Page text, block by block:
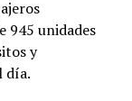
945 unidades
y
día.